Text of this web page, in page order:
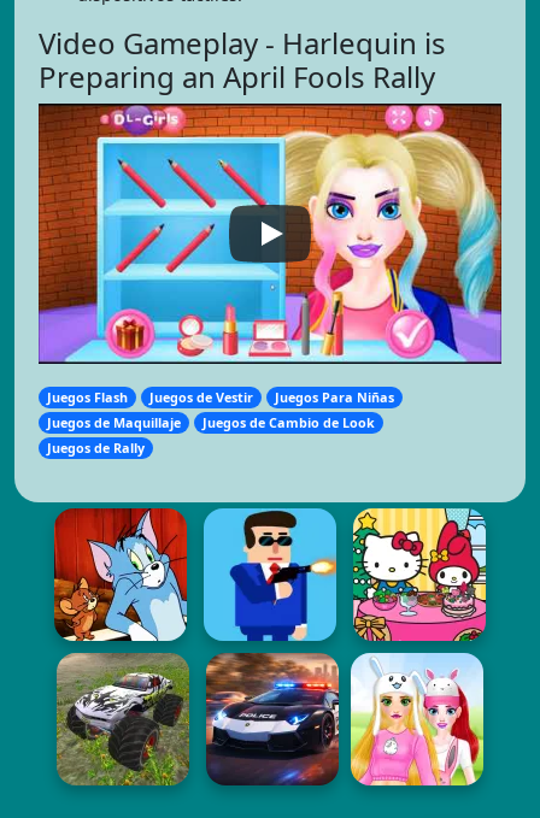
Video Gameplay - Harlequin is
Preparing an April Fools Rally
Juegos Flash Juegos de Vestir
Juegos Para Niñas
Juegos de Maquillaje
Juegos de Cambio de Look
Juegos de Rally